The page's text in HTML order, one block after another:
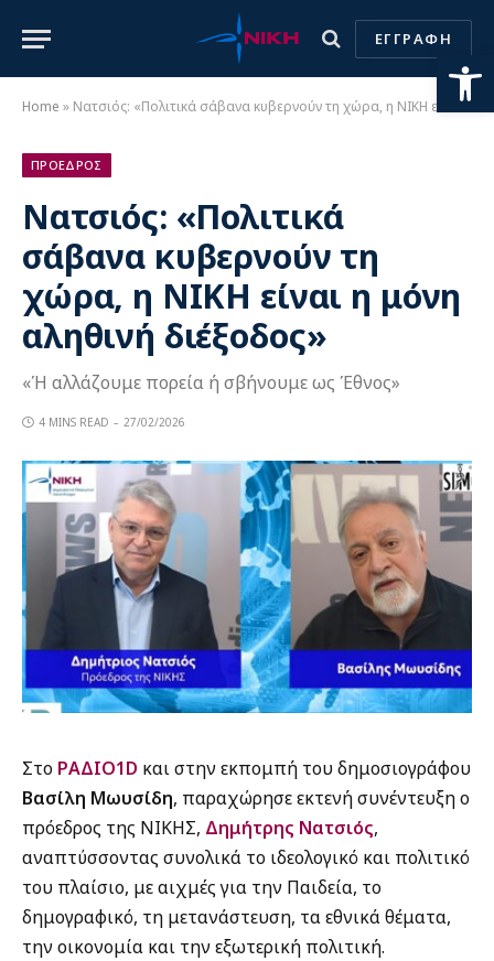
ΕΓΓΡΑΦΗ
Home » Νατσιός: «Πολιτικά σάβανα κυβερνούν τη χώρα, η ΝΙΚΗ είναι η μόνη αληθινή διέξοδος»
ΠΡΟΕΔΡΟΣ
Νατσιός: «Πολιτικά
σάβανα κυβερνούν τη
χώρα, η ΝΙΚΗ είναι η μόνη
αληθινή διέξοδος»
«Ή αλλάζουμε πορεία ή σβήνουμε ως Έθνος»
4 MINS READ 27/02/2026
Στο ΡΑΔΙΟ1D και στην εκπομπή του δημοσιογράφου
Βασίλη Μωυσίδη, παραχώρησε εκτενή συνέντευξη ο
πρόεδρος της ΝΙΚΗΣ, Δημήτρης Νατσιός,
αναπτύσσοντας συνολικά το ιδεολογικό και πολιτικό
του πλαίσιο, με αιχμές για την Παιδεία, το
δημογραφικό, τη μετανάστευση, τα εθνικά θέματα,
την οικονομία και την εξωτερική πολιτική.